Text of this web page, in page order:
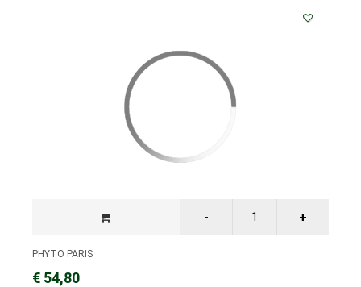
PHYTO PARIS
€ 54,80